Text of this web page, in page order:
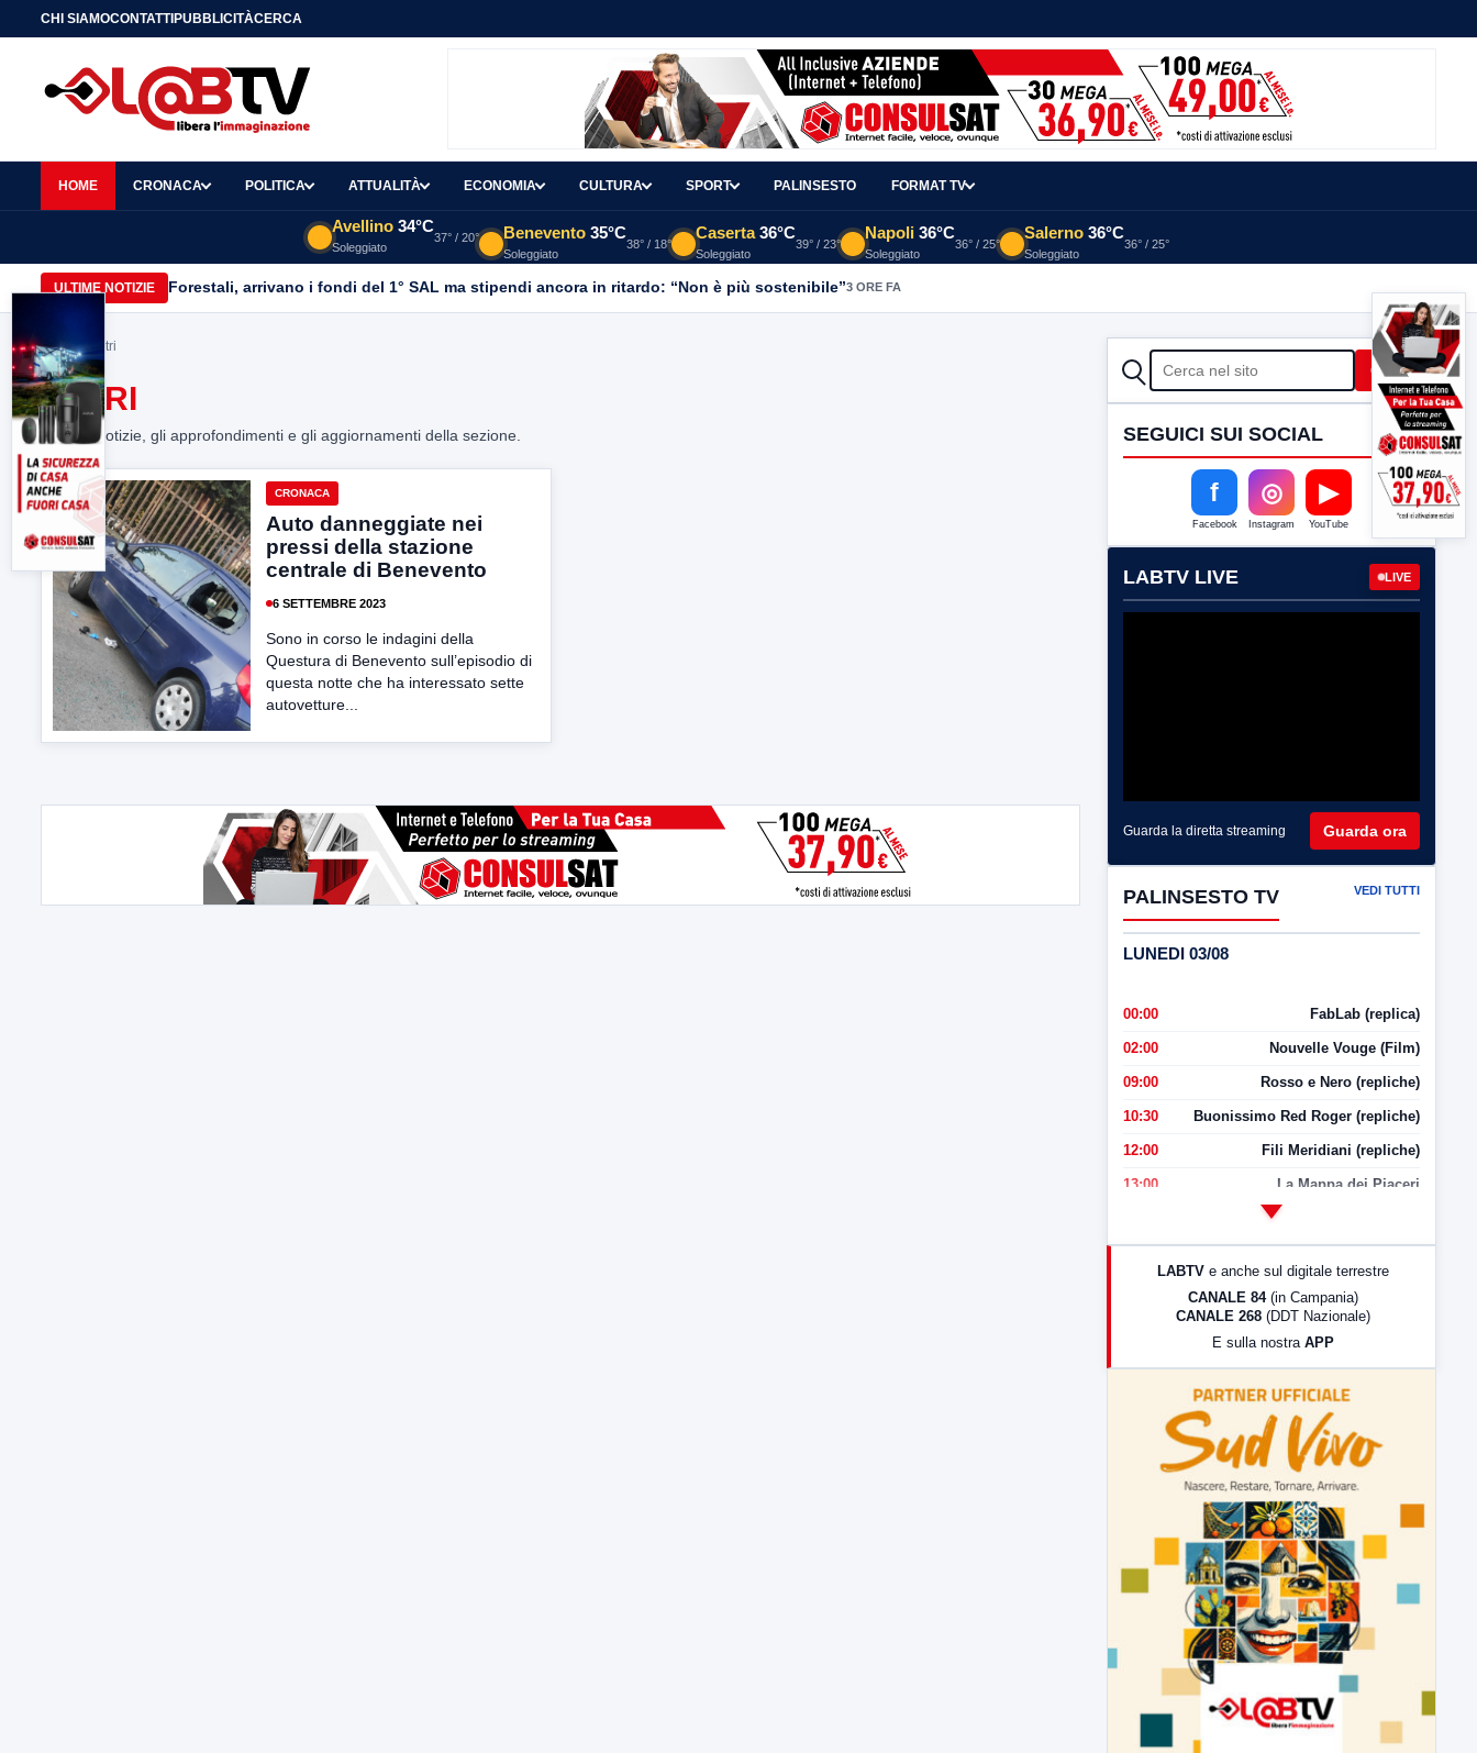
CHI SIAMOCONTATTIPUBBLICITÀCERCA
HOME CRONACA POLITICA ATTUALITÀ ECONOMIA CULTURA SPORT PALINSESTO FORMAT TV
Avellino 34°C
Soleggiato
37° / 20° Benevento 35°C
Soleggiato
38° / 18°
Caserta 36°C
Soleggiato
39° / 23°
Napoli 36°C
Soleggiato
36° / 25°
Salerno 36°C
Soleggiato
36° / 25°
ULTIME NOTIZIE Forestali, arrivano i fondi del 1° SAL ma stipendi ancora in ritardo: “Non è più sostenibile”3 ORE FA
Home> vetri
VETRI
Tutte le notizie, gli approfondimenti e gli aggiornamenti della sezione.
CRONACA
Auto danneggiate nei
pressi della stazione
centrale di Benevento
6 SETTEMBRE 2023
Sono in corso le indagini della
Questura di Benevento sull’episodio di
questa notte che ha interessato sette
autovetture...
CERCA Cerca
SEGUICI SUI SOCIAL
f
Facebook
◎
Instagram
▶
YouTube
LABTV LIVE LIVE
Guarda la diretta streaming Guarda ora
PALINSESTO TV VEDI TUTTI
LUNEDI 03/08
00:00 FabLab (replica)
02:00 Nouvelle Vouge (Film)
09:00 Rosso e Nero (repliche)
10:30 Buonissimo Red Roger (repliche)
12:00 Fili Meridiani (repliche)
13:00 La Mappa dei Piaceri
LabNews (Diretta)
LabNews (replica)
LABTV e anche sul digitale terrestre
CANALE 84 (in Campania)
CANALE 268 (DDT Nazionale)
E sulla nostra APP